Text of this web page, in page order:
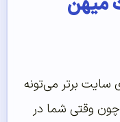
سایت برتر می‌تونه
چون وقتی شما در